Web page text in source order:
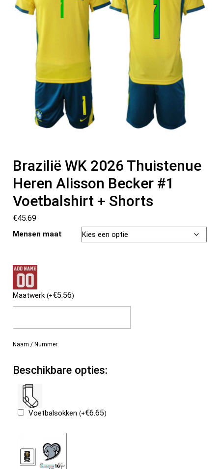
Brazilië WK 2026 Thuistenue
Heren Alisson Becker #1
Voetbalshirt + Shorts
€45.69
Mensen maat
Maatwerk(+€5.56)
Naam / Nummer
Beschikbare opties:
Voetbalsokken(+€6.65)